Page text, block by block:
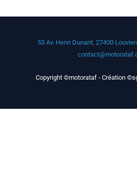
53 Av. Henri Dunant, 27400
Copyright ©motorataf - Création